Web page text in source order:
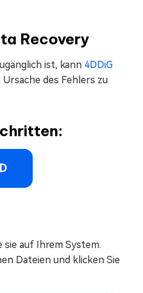
Recovery
ist, kann 4DDiG
des Fehlers zu
sie auf Ihrem System.
Dateien und klicken Sie